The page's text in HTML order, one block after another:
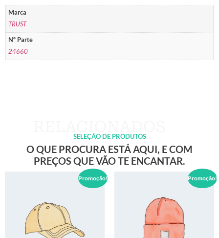
Marca
TRUST
Nº Parte
24660
SELEÇÃO DE PRODUTOS
O QUE PROCURA ESTÁ AQUI, E COM
PREÇOS QUE VÃO TE ENCANTAR.
Promoção! Promoção!